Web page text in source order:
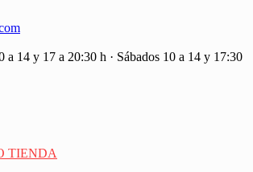
14 y 17 a 20:30 h · Sábados 10 a 14 y 17:30
TIENDA